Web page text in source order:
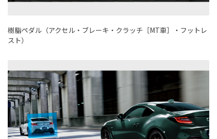
樹脂ペダル（アクセル・ブレーキ・クラッチ［MT車］・フットレ
スト）